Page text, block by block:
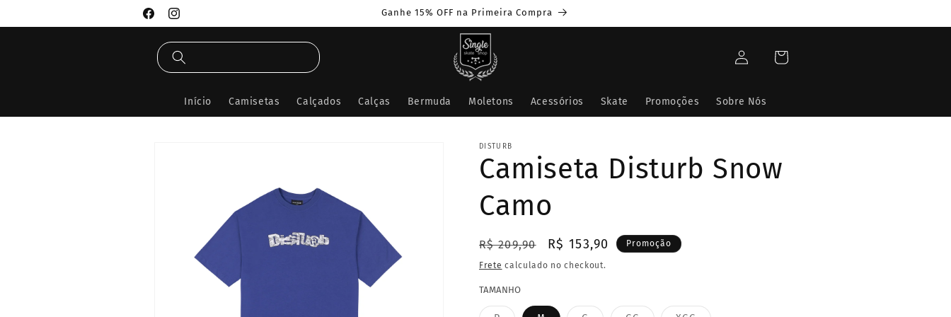
conteúdo
FacebookInstagram
Ganhe 15% OFF na Primeira Compra
Início Camisetas Calçados Calças Bermuda Moletons Acessórios Skate Promoções Sobre Nós
Carrinho
DISTURB
Camiseta Disturb Snow
Camo
Preço
normal
R$ 209,90
Preço
promocional
R$ 153,90 Promoção
Frete calculado no checkout.
TAMANHO